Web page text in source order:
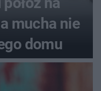
mucha nie
domu